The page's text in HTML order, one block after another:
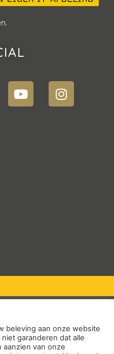
All rights reserved
beleving aan onze website
garanderen dat alle
van onze